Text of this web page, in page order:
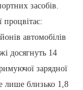
засобів.
процвітає:
автомобілів
досягнуть 14
зарядної
лише близько 1,8